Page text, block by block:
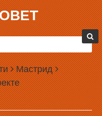
Мастрид
ЗАПЛАТИТЬ ЗА
без изменения приговор
автомобилистов Кириллу
Теперь, согласно решению
ему придется